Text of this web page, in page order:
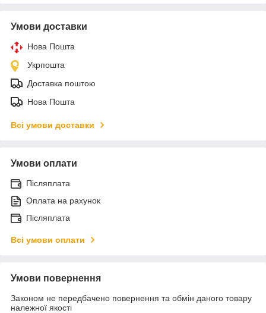
Умови доставки
Нова Пошта
Укрпошта
Доставка поштою
Нова Пошта
Всі умови доставки
Умови оплати
Післяплата
Оплата на рахунок
Післяплата
Всі умови оплати
Умови повернення
Законом не передбачено повернення та обмін даного товару
належної якості